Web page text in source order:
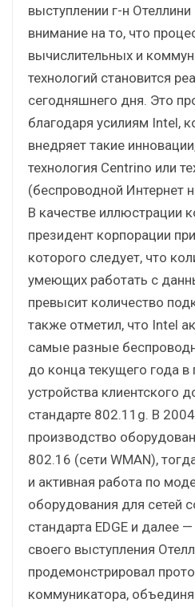
выступлении г-н
внимание на то, что
вычислительных и
технологий становится
сегодняшнего дня. Это
благодаря усилиям Intel,
внедряет такие
технология Centrino или
(беспроводной Интернет
В качестве иллюстрации
президент корпорации
которого следует, что
умеющих работать с
превысит количество
также отметил, что Intel
самые разные
до конца текущего года
устройства клиентского
стандарте 802.11g. В
производство
802.16 (сети WMAN),
и активная работа по
оборудования для сетей
стандарта EDGE и далее
своего выступления
продемонстрировал
коммуникатора,